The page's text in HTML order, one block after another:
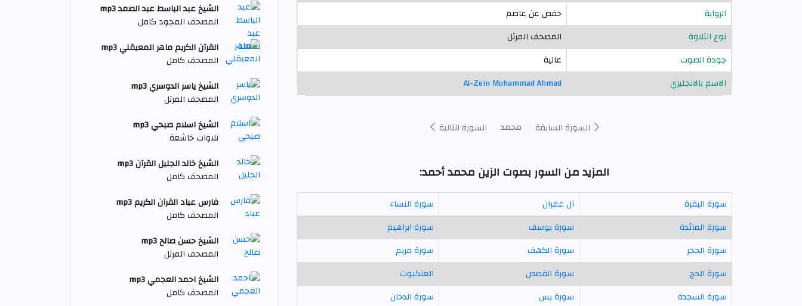
الرواية
حفص عن عاصم
نوع التلاوة
المصحف المرتل
جودة الصوت
عالية
الاسم بالانجليزي
Al-Zein Muhammad Ahmad
السورة السابقة محمد السورة التالية
المزيد من السور بصوت الزين محمد أحمد:
سورة البقرة آل عمران
سورة النساء
سورة المائدة
سورة يوسف
سورة ابراهيم
سورة الحجر
سورة الكهف
سورة مريم
سورة الحج
سورة القصص
العنكبوت
سورة السجدة
سورة يس
سورة الدخان
الشيخ عبد الباسط عبد الصمد mp3
المصحف المجود كامل
القرآن الكريم ماهر المعيقلي mp3
المصحف كامل
الشيخ ياسر الدوسري mp3
المصحف المرتل
الشيخ اسلام صبحي mp3
تلاوات خاشعة
الشيخ خالد الجليل القرآن mp3
المصحف كامل
فارس عباد القرآن الكريم mp3
المصحف كامل
الشيخ حسن صالح mp3
المصحف المرتل
الشيخ احمد العجمي mp3
المصحف كامل